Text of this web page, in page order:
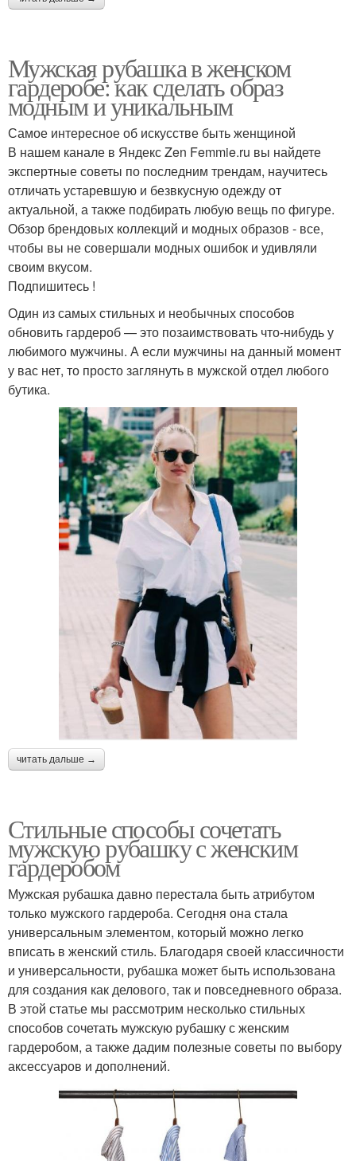
Мужская рубашка в женском
гардеробе: как сделать образ
модным и уникальным
Самое интересное об искусстве быть женщиной
В нашем канале в Яндекс Zen Femmie.ru вы найдете
экспертные советы по последним трендам, научитесь
отличать устаревшую и безвкусную одежду от
актуальной, а также подбирать любую вещь по фигуре.
Обзор брендовых коллекций и модных образов - все,
чтобы вы не совершали модных ошибок и удивляли
своим вкусом.
Подпишитесь !
Один из самых стильных и необычных способов
обновить гардероб — это позаимствовать что-нибудь у
любимого мужчины. А если мужчины на данный момент
у вас нет, то просто заглянуть в мужской отдел любого
бутика.
читать дальше →
Стильные способы сочетать
мужскую рубашку с женским
гардеробом
Мужская рубашка давно перестала быть атрибутом
только мужского гардероба. Сегодня она стала
универсальным элементом, который можно легко
вписать в женский стиль. Благодаря своей классичности
и универсальности, рубашка может быть использована
для создания как делового, так и повседневного образа.
В этой статье мы рассмотрим несколько стильных
способов сочетать мужскую рубашку с женским
гардеробом, а также дадим полезные советы по выбору
аксессуаров и дополнений.